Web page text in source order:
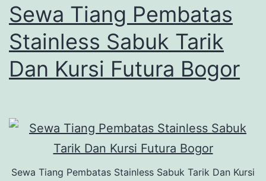
Sewa Tiang Pembatas
Stainless Sabuk Tarik
Dan Kursi Futura Bogor
Sewa Tiang Pembatas Stainless Sabuk Tarik Dan Kursi